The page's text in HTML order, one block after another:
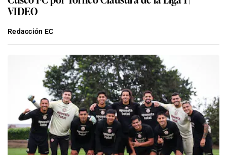
VIDEO
Redacción EC